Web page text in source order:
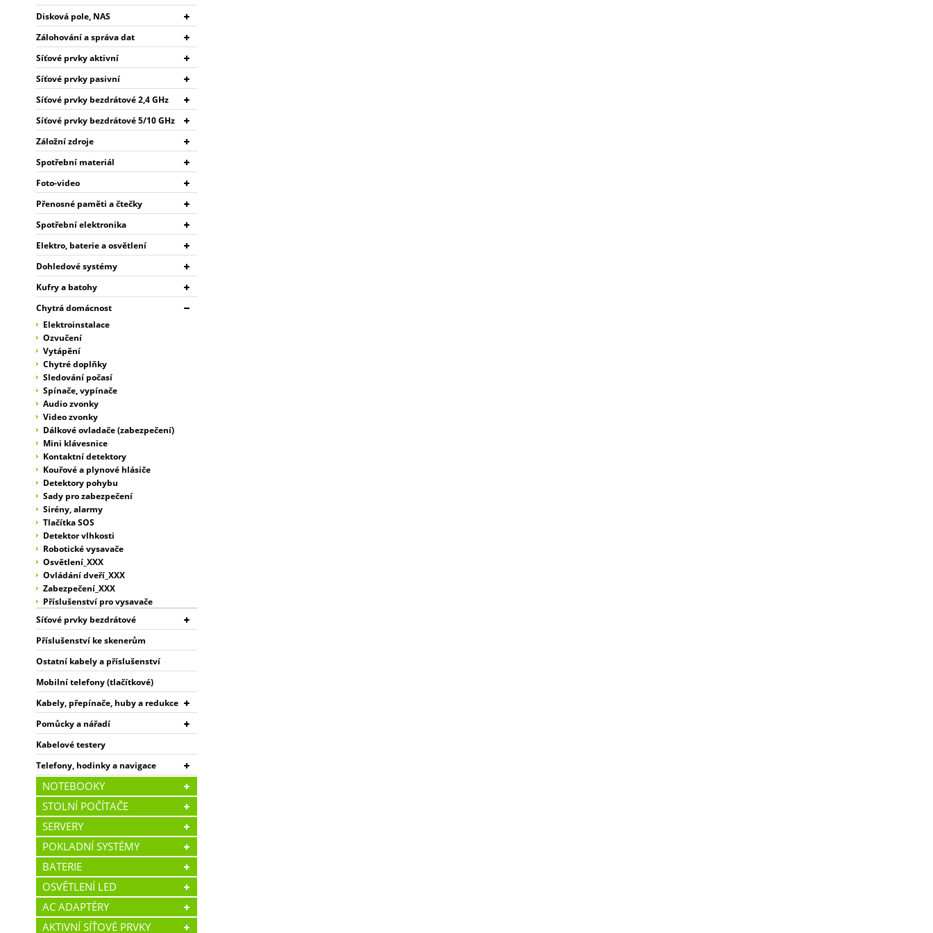
Disková pole, NAS
Zálohování a správa dat
Síťové prvky aktivní
Síťové prvky pasivní
Síťové prvky bezdrátové 2,4 GHz
Síťové prvky bezdrátové 5/10 GHz
Záložní zdroje
Spotřební materiál
Foto-video
Přenosné paměti a čtečky
Spotřební elektronika
Elektro, baterie a osvětlení
Dohledové systémy
Kufry a batohy
Chytrá domácnost
Elektroinstalace
Ozvučení
Vytápění
Chytré doplňky
Sledování počasí
Spínače, vypínače
Audio zvonky
Video zvonky
Dálkové ovladače (zabezpečení)
Mini klávesnice
Kontaktní detektory
Kouřové a plynové hlásiče
Detektory pohybu
Sady pro zabezpečení
Sirény, alarmy
Tlačítka SOS
Detektor vlhkosti
Robotické vysavače
Osvětlení_XXX
Ovládání dveří_XXX
Zabezpečení_XXX
Příslušenství pro vysavače
Síťové prvky bezdrátové
Příslušenství ke skenerům
Ostatní kabely a příslušenství
Mobilní telefony (tlačítkové)
Kabely, přepínače, huby a redukce
Pomůcky a nářadí
Kabelové testery
Telefony, hodinky a navigace
NOTEBOOKY
STOLNÍ POČÍTAČE
SERVERY
POKLADNÍ SYSTÉMY
BATERIE
OSVĚTLENÍ LED
AC ADAPTÉRY
AKTIVNÍ SÍŤOVÉ PRVKY